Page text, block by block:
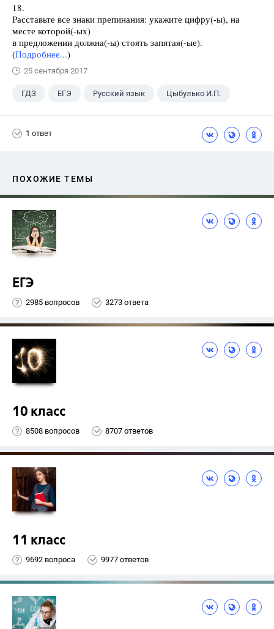
18.
Расставьте все знаки препинания: укажите цифру(-ы), на
месте которой(-ых)
в предложении должна(-ы) стоять запятая(-ые).
(Подробнее...)
25 сентября 2017
ГДЗ ЕГЭ Русский язык Цыбулько И.П.
1 ответ
ПОХОЖИЕ ТЕМЫ
ЕГЭ
2985 вопросов 3273 ответа
10 класс
8508 вопросов 8707 ответов
11 класс
9692 вопроса 9977 ответов